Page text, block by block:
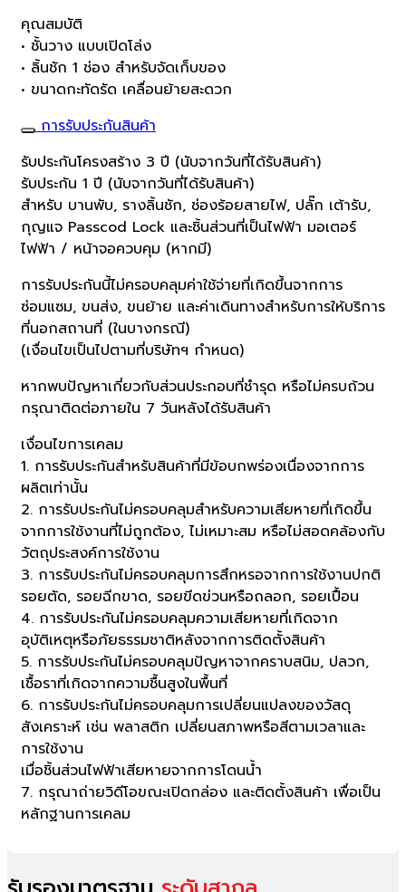
คุณสมบัติ
• ชั้นวาง แบบเปิดโล่ง
• ลิ้นชัก 1 ช่อง สำหรับจัดเก็บของ
• ขนาดกะทัดรัด เคลื่อนย้ายสะดวก
การรับประกันสินค้า
รับประกันโครงสร้าง 3 ปี (นับจากวันที่ได้รับสินค้า)
รับประกัน 1 ปี (นับจากวันที่ได้รับสินค้า)
สำหรับ บานพับ, รางลิ้นชัก, ช่องร้อยสายไฟ, ปลั๊ก เต้ารับ,
กุญแจ Passcod Lock และชิ้นส่วนที่เป็นไฟฟ้า มอเตอร์
ไฟฟ้า / หน้าจอควบคุม (หากมี)
การรับประกันนี้ไม่ครอบคลุมค่าใช้จ่ายที่เกิดขึ้นจากการ
ซ่อมแซม, ขนส่ง, ขนย้าย และค่าเดินทางสำหรับการให้บริการ
ที่นอกสถานที่ (ในบางกรณี)
(เงื่อนไขเป็นไปตามที่บริษัทฯ กำหนด)
หากพบปัญหาเกี่ยวกับส่วนประกอบที่ชำรุด หรือไม่ครบถ้วน
กรุณาติดต่อภายใน 7 วันหลังได้รับสินค้า
เงื่อนไขการเคลม
1. การรับประกันสำหรับสินค้าที่มีข้อบกพร่องเนื่องจากการ
ผลิตเท่านั้น
2. การรับประกันไม่ครอบคลุมสำหรับความเสียหายที่เกิดขึ้น
จากการใช้งานที่ไม่ถูกต้อง, ไม่เหมาะสม หรือไม่สอดคล้องกับ
วัตถุประสงค์การใช้งาน
3. การรับประกันไม่ครอบคลุมการสึกหรอจากการใช้งานปกติ
รอยตัด, รอยฉีกขาด, รอยขีดข่วนหรือถลอก, รอยเปื้อน
4. การรับประกันไม่ครอบคลุมความเสียหายที่เกิดจาก
อุบัติเหตุหรือภัยธรรมชาติหลังจากการติดตั้งสินค้า
5. การรับประกันไม่ครอบคลุมปัญหาจากคราบสนิม, ปลวก,
เชื้อราที่เกิดจากความชื้นสูงในพื้นที่
6. การรับประกันไม่ครอบคลุมการเปลี่ยนแปลงของวัสดุ
สังเคราะห์ เช่น พลาสติก เปลี่ยนสภาพหรือสีตามเวลาและ
การใช้งาน
เมื่อชิ้นส่วนไฟฟ้าเสียหายจากการโดนน้ำ
7. กรุณาถ่ายวิดีโอขณะเปิดกล่อง และติดตั้งสินค้า เพื่อเป็น
หลักฐานการเคลม